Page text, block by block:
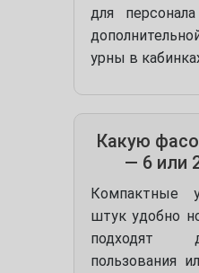
для
урны в
Какую
— 6 или
Компактные
штук удобно
подходят
пользования